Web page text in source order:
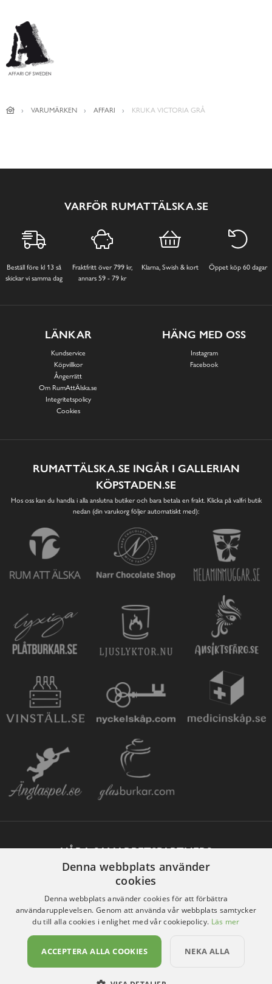
VARUMÄRKEN AFFARI KRUKA VICTORIA GRÅ
VARFÖR RUMATTÄLSKA.SE
Beställ före kl 13 så
skickar vi samma dag
Fraktfritt över 799 kr,
annars 59 - 79 kr
Klarna, Swish & kort Öppet köp 60 dagar
LÄNKAR
Kundservice
Köpvillkor
Ångerrätt
Om RumAttÄlska.se
Integritetspolicy
Cookies
HÄNG MED OSS
Instagram
Facebook
RUMATTÄLSKA.SE INGÅR I GALLERIAN
KÖPSTADEN.SE
Hos oss kan du handla i alla anslutna butiker och bara betala en frakt. Klicka på valfri butik
nedan (din varukorg följer automatiskt med):
VÅRA SAMARBETSPARTNERS
Denna webbplats använder
cookies
Denna webbplats använder cookies för att förbättra
användarupplevelsen. Genom att använda vår webbplats samtycker
du till alla cookies i enlighet med vår cookiepolicy. Läs mer
ACCEPTERA ALLA COOKIES NEKA ALLA